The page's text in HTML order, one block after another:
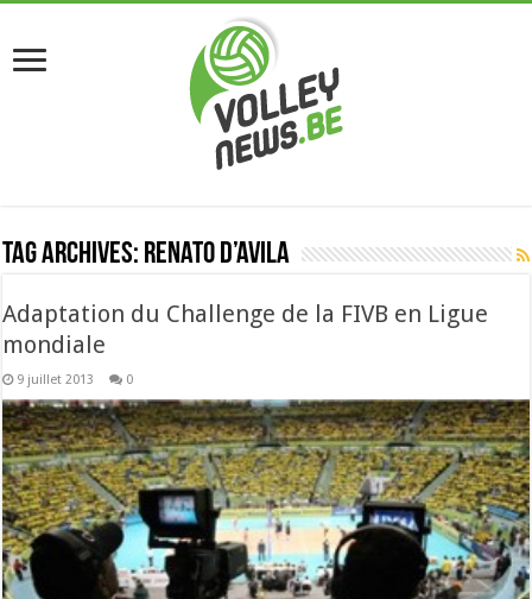
Tag Archives: Renato d’Avila
Adaptation du Challenge de la FIVB en Ligue
mondiale
9 juillet 2013 0